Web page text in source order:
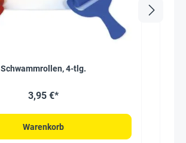
Schwammrollen, 4-tlg.
3,95 €*
Warenkorb